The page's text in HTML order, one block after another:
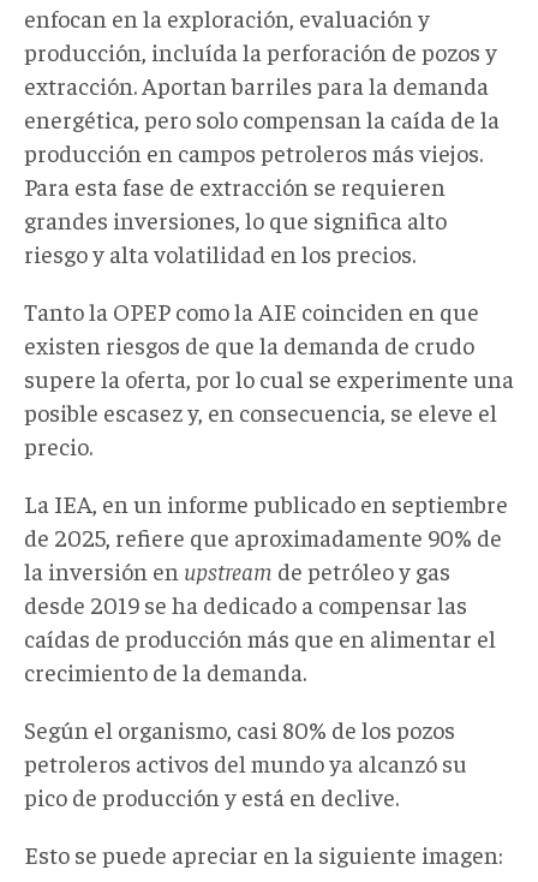
enfocan en la exploración, evaluación y
producción, incluída la perforación de pozos y
extracción. Aportan barriles para la demanda
energética, pero solo compensan la caída de la
producción en campos petroleros más viejos.
Para esta fase de extracción se requieren
grandes inversiones, lo que significa alto
riesgo y alta volatilidad en los precios.
Tanto la OPEP como la AIE coinciden en que
existen riesgos de que la demanda de crudo
supere la oferta, por lo cual se experimente una
posible escasez y, en consecuencia, se eleve el
precio.
La IEA, en un informe publicado en septiembre
de 2025, refiere que aproximadamente 90% de
la inversión en upstream de petróleo y gas
desde 2019 se ha dedicado a compensar las
caídas de producción más que en alimentar el
crecimiento de la demanda.
Según el organismo, casi 80% de los pozos
petroleros activos del mundo ya alcanzó su
pico de producción y está en declive.
Esto se puede apreciar en la siguiente imagen: